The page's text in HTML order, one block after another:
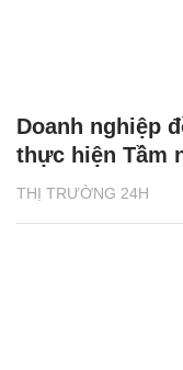
THỊ TRƯỜNG 24H
Doanh nghiệp
thực hiện Tầm